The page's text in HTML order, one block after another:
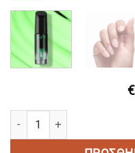
€
OPI | Repair Mode™ Bond